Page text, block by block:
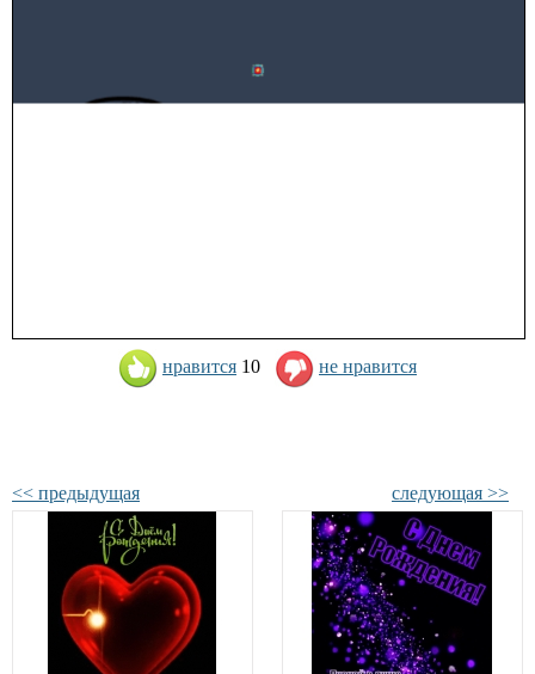
нравится 10 не нравится
<< предыдущая следующая >>